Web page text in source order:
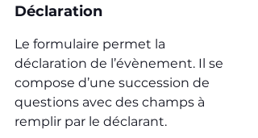
Déclaration
Le formulaire permet la
déclaration de l’évènement. Il se
compose d’une succession de
questions avec des champs à
remplir par le déclarant.